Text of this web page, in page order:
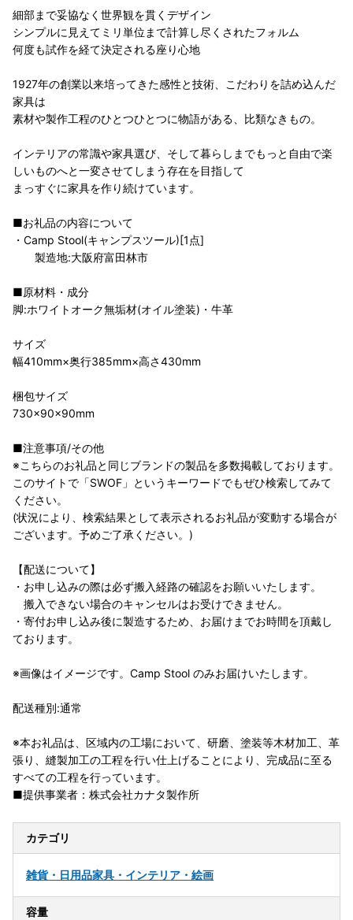
細部まで妥協なく世界観を貫くデザイン
シンプルに見えてミリ単位まで計算し尽くされたフォルム
何度も試作を経て決定される座り心地
1927年の創業以来培ってきた感性と技術、こだわりを詰め込んだ
家具は
素材や製作工程のひとつひとつに物語がある、比類なきもの。
インテリアの常識や家具選び、そして暮らしまでもっと自由で楽
しいものへと一変させてしまう存在を目指して
まっすぐに家具を作り続けています。
■お礼品の内容について
・Camp Stool(キャンプスツール)[1点]
製造地:大阪府富田林市
■原材料・成分
脚:ホワイトオーク無垢材(オイル塗装)・牛革
サイズ
幅410mm×奥行385mm×高さ430mm
梱包サイズ
730×90×90mm
■注意事項/その他
※こちらのお礼品と同じブランドの製品を多数掲載しております。
このサイトで「SWOF」というキーワードでもぜひ検索してみて
ください。
(状況により、検索結果として表示されるお礼品が変動する場合が
ございます。予めご了承ください。)
【配送について】
・お申し込みの際は必ず搬入経路の確認をお願いいたします。
搬入できない場合のキャンセルはお受けできません。
・寄付お申し込み後に製造するため、お届けまでお時間を頂戴し
ております。
※画像はイメージです。Camp Stool のみお届けいたします。
配送種別:通常
※本お礼品は、区域内の工場において、研磨、塗装等木材加工、革
張り、縫製加工の工程を行い仕上げることにより、完成品に至る
すべての工程を行っています。
■提供事業者：株式会社カナタ製作所
カテゴリ
雑貨・日用品家具・インテリア・絵画
容量